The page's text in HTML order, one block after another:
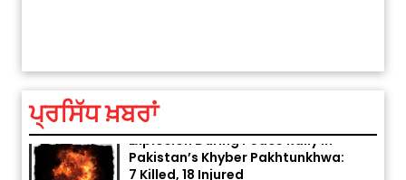
ਪ੍ਰਸਿੱਧ ਖ਼ਬਰਾਂExplosion During Peace Rally in
Pakistan’s Khyber Pakhtunkhwa:
7 Killed, 18 Injured